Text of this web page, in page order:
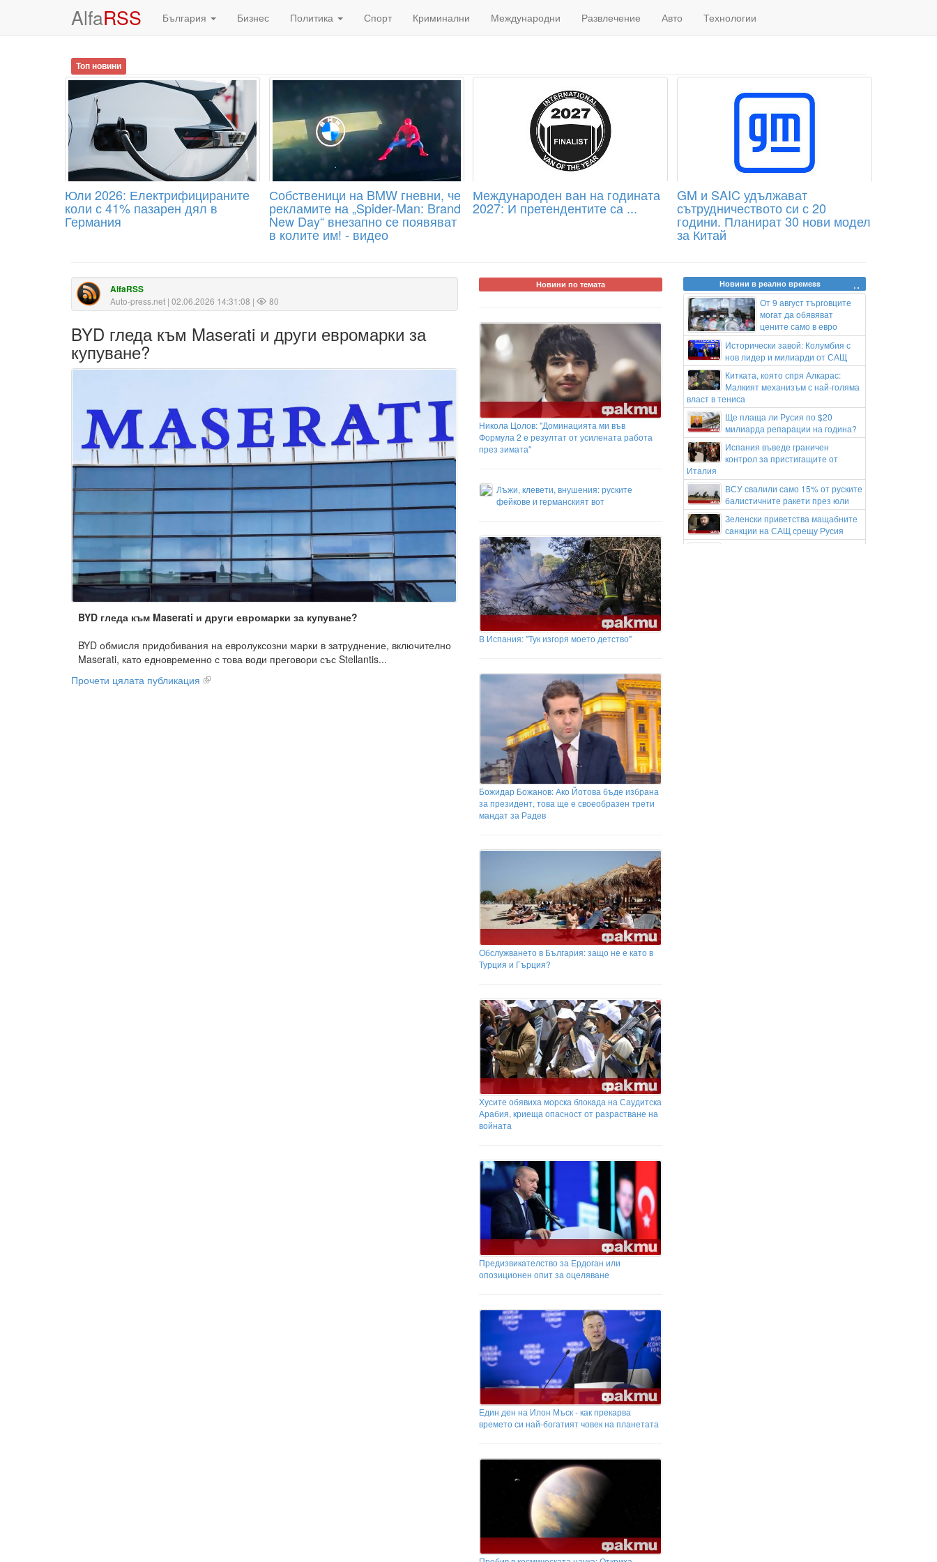
AlfaRSS България Бизнес Политика Спорт Криминални Международни Развлечение Авто Технологии
Топ новини
Юли 2026: Електрифицираните
коли с 41% пазарен дял в
Германия
Собственици на BMW гневни, че
рекламите на „Spider-Man: Brand
New Day“ внезапно се появяват
в колите им! - видео
Международен ван на годината
2027: И претендентите са ...
GM и SAIC удължават
сътрудничеството си с 20
години. Планират 30 нови модел
за Китай
AlfaRSS
Auto-press.net | 02.06.2026 14:31:08 | 80
BYD гледа към Maserati и други евромарки за
купуване?
BYD гледа към Maserati и други евромарки за купуване?
BYD обмисля придобивания на евролуксозни марки в затруднение, включително
Maserati, като едновременно с това води преговори със Stellantis...
Прочети цялата публикация
Новини по темата
Никола Цолов: "Доминацията ми във
Формула 2 е резултат от усилената работа
през зимата"
Лъжи, клевети, внушения: руските
фейкове и германският вот
В Испания: "Тук изгоря моето детство"
Божидар Божанов: Ако Йотова бъде избрана
за президент, това ще е своеобразен трети
мандат за Радев
Обслужването в България: защо не е като в
Турция и Гърция?
Хусите обявиха морска блокада на Саудитска
Арабия, криеща опасност от разрастване на
войната
Предизвикателство за Ердоган или
опозиционен опит за оцеляване
Един ден на Илон Мъск - как прекарва
времето си най-богатият човек на планетата
Новини в реално времеss
От 9 август търговците
могат да обявяват
цените само в евро
Исторически завой: Колумбия с
нов лидер и милиарди от САЩ
Китката, която спря Алкарас:
Малкият механизъм с най-голяма
власт в тениса
Ще плаща ли Русия по $20
милиарда репарации на година?
Испания въведе граничен
контрол за пристигащите от
Италия
ВСУ свалили само 15% от руските
балистичните ракети през юли
Зеленски приветства мащабните
санкции на САЩ срещу Русия